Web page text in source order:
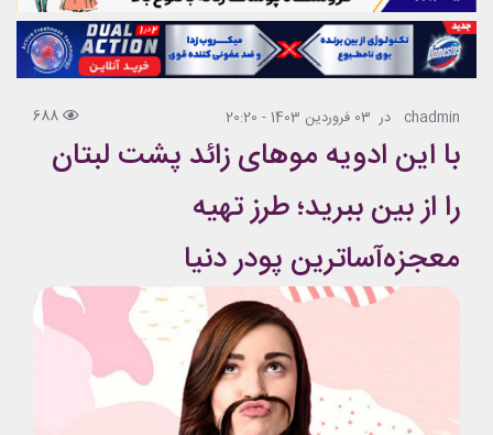
chadmin در 03 فروردین 1403 - 20:20 688
با این ادویه موهای زائد پشت لبتان
را از بین ببرید؛ طرز تهیه
معجزه‌آساترین پودر دنیا